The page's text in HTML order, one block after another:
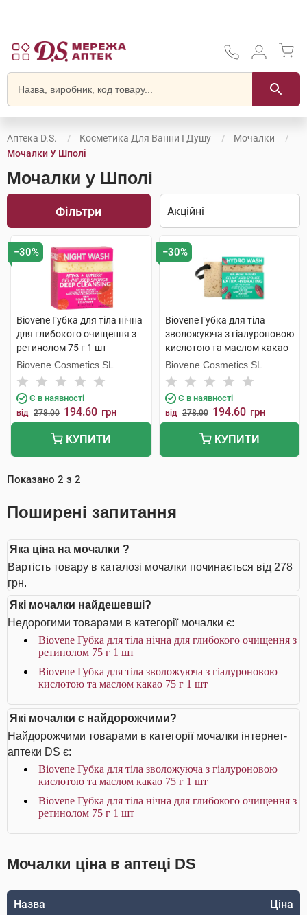
Аптека D.S. Косметика Для Ванни І Душу
Мочалки
Мочалки У Шполі
Мочалки у Шполі
Фільтри
−30%
Biovene Губка для тіла нічна
для глибокого очищення з
ретинолом 75 г 1 шт
Biovene Cosmetics SL
Є в наявності
від 278.00 194.60 грн
КУПИТИ
−30%
Biovene Губка для тіла
зволожуюча з гіалуроновою
кислотою та маслом какао
75 г 1 шт
Biovene Cosmetics SL
Є в наявності
від 278.00 194.60 грн
КУПИТИ
Показано 2 з 2
Поширені запитання
Яка ціна на мочалки ?
Вартість товару в каталозі мочалки починається від 278
грн.
Які мочалки найдешевші?
Недорогими товарами в категорії мочалки є:
Biovene Губка для тіла нічна для глибокого очищення з
ретинолом 75 г 1 шт
Biovene Губка для тіла зволожуюча з гіалуроновою
кислотою та маслом какао 75 г 1 шт
Які мочалки є найдорожчими?
Найдорожчими товарами в категорії мочалки інтернет-
аптеки DS є:
Biovene Губка для тіла зволожуюча з гіалуроновою
кислотою та маслом какао 75 г 1 шт
Biovene Губка для тіла нічна для глибокого очищення з
ретинолом 75 г 1 шт
Мочалки ціна в аптеці DS
Назва Ціна